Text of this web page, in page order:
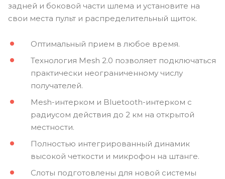
задней и боковой части шлема и установите на
свои места пульт и распределительный щиток.
Оптимальный прием в любое время.
Технология Mesh 2.0 позволяет подключаться
практически неограниченному числу
получателей.
Mesh-интерком и Bluetooth-интерком с
радиусом действия до 2 км на открытой
местности.
Полностью интегрированный динамик
высокой четкости и микрофон на штанге.
Слоты подготовлены для новой системы